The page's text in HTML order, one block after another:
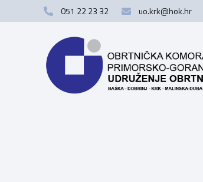
051 22 23 32 uo.krk@hok.hr